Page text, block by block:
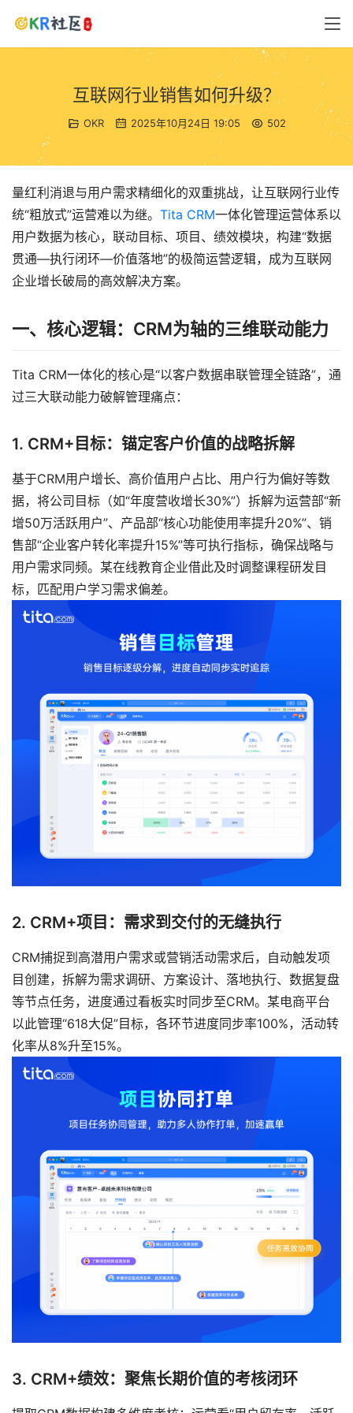
互联网行业销售如何升级？
OKR 2025年10月24日 19:05 502
量红利消退与用户需求精细化的双重挑战，让互联网行业传
统“粗放式”运营难以为继。 Tita CRM一体化管理运营体系以
用户数据为核心，联动目标、项目、绩效模块，构建“数据
贯通—执行闭环—价值落地”的极简运营逻辑，成为互联网
企业增长破局的高效解决方案。
一、核心逻辑：CRM为轴的三维联动能力
Tita CRM一体化的核心是“以客户数据串联管理全链路”，通
过三大联动能力破解管理痛点：
1. CRM+目标：锚定客户价值的战略拆解
基于CRM用户增长、高价值用户占比、用户行为偏好等数
据，将公司目标（如“年度营收增长30%”）拆解为运营部“新
增50万活跃用户”、产品部“核心功能使用率提升20%”、销
售部“企业客户转化率提升15%”等可执行指标，确保战略与
用户需求同频。某在线教育企业借此及时调整课程研发目
标，匹配用户学习需求偏差。
2. CRM+项目：需求到交付的无缝执行
CRM捕捉到高潜用户需求或营销活动需求后，自动触发项
目创建，拆解为需求调研、方案设计、落地执行、数据复盘
等节点任务，进度通过看板实时同步至CRM。某电商平台
以此管理“618大促”目标，各环节进度同步率100%，活动转
化率从8%升至15%。
3. CRM+绩效：聚焦长期价值的考核闭环